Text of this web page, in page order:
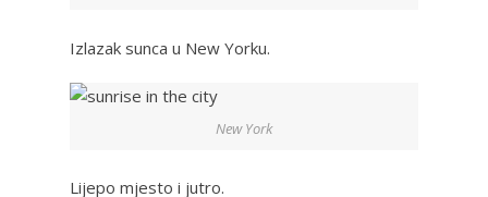
Izlazak sunca u New Yorku.
New York
Lijepo mjesto i jutro.